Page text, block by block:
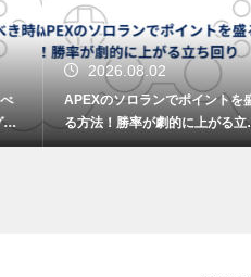
2026.08.02
APEXのソロランでポイントを盛
る方法！勝率が劇的に上がる立ち
回り